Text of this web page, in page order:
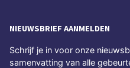
NIEUWSBRIEF AANMELDEN
Schrijf je in voor onze
samenvatting van alle